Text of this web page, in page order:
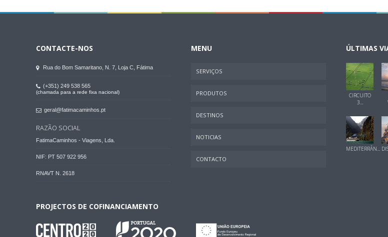
CONTACTE-NOS
Rua do Bom Samaritano, N. 7, Loja C, Fátima
(+351) 249 538 565
(chamada para a rede fixa nacional)
geral@fatimacaminhos.pt
RAZÃO SOCIAL
FatimaCaminhos - Viagens, Lda.
NIF: PT 507 922 956
RNAVT N. 2618
MENU
SERVIÇOS
PRODUTOS
DESTINOS
NOTICIAS
CONTACTO
ÚLTIMAS
CIRCUITO
3...
MEDITERRÂN...
PROJECTOS DE COFINANCIAMENTO